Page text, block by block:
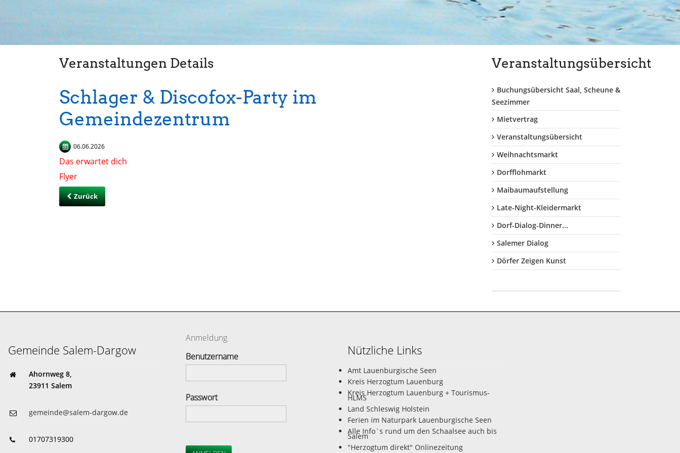
Veranstaltungen Details
Schlager & Discofox-Party im
Gemeindezentrum
06.06.2026
Das erwartet dich
Flyer
Zurück
Veranstaltungsübersicht
Buchungsübersicht Saal, Scheune &
Seezimmer
Mietvertrag
Veranstaltungsübersicht
Weihnachtsmarkt
Dorfflohmarkt
Maibaumaufstellung
Late-Night-Kleidermarkt
Dorf-Dialog-Dinner...
Salemer Dialog
Dörfer Zeigen Kunst
Gemeinde Salem-Dargow
Ahornweg 8,
23911 Salem
gemeinde@salem-dargow.de
01707319300
Anmeldung
Benutzername
Passwort
Nützliche Links
Amt Lauenburgische Seen
Kreis Herzogtum Lauenburg
Kreis Herzogtum Lauenburg + Tourismus-
HLMS
Land Schleswig Holstein
Ferien im Naturpark Lauenburgische Seen
Alle Info`s rund um den Schaalsee auch bis
Salem
"Herzogtum direkt" Onlinezeitung